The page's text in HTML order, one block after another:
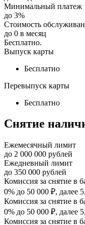
Минимальный платеж
до 3%
Стоимость
до 0 в месяц
Бесплатно.
Выпуск карты
Бесплатно
Перевыпуск карты
Бесплатно
Снятие
Ежемесячный лимит
до 2 000 000 рублей
Ежедневный лимит
до 350 000 рублей
Комиссия за снятие в
0% до 50 000 ₽, далее
Комиссия за снятие в
0% до 50 000 ₽, далее
Комиссия за снятие в